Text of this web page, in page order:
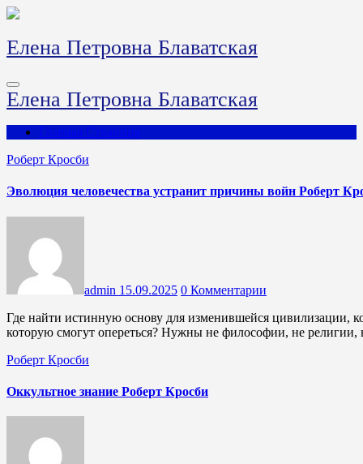
Перейти
содержимому
Елена Петровна Блаватская
Елена Петровна Блаватская
Главная Страница
Роберт Кросби
Эволюция человечества устранит причины войн Роберт
admin 15.09.2025 0 Комментарии
Где найти истинную основу для изменившейся цивилизации, которую все мужчины и женщины смогут увидеть и на
которую смогут опереться? Нужны не философии, не
Роберт Кросби
Оккультное знание Роберт Кросби